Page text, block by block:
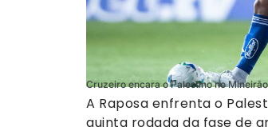
Cruzeiro encara o Palestino no
A Raposa enfrenta o
quinta rodada da fase de